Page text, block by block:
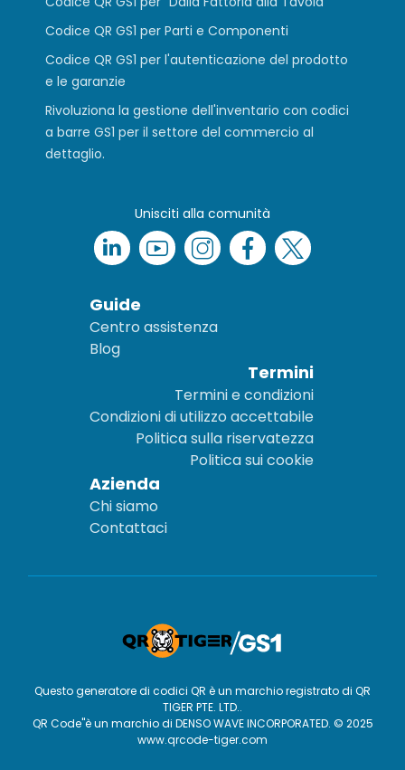
Codice QR GS1 per Parti e Componenti
Codice QR GS1 per l'autenticazione del prodotto
e le garanzie
Rivoluziona la gestione dell'inventario con codici
a barre GS1 per il settore del commercio al
dettaglio.
Unisciti alla comunità
Guide
Centro assistenza
Blog
Termini
Termini e condizioni
Condizioni di utilizzo accettabile
Politica sulla riservatezza
Politica sui cookie
Azienda
Chi siamo
Contattaci
Questo generatore di codici QR è un marchio registrato di QR
TIGER PTE. LTD..
QR Code"è un marchio di DENSO WAVE INCORPORATED. © 2025
www.qrcode-tiger.com